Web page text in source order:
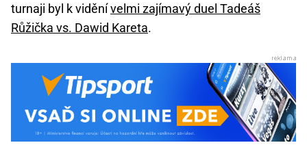
turnaji byl k viděnívelmi zajímavý duel Tadeáš
Růžička vs. Dawid Kareta.